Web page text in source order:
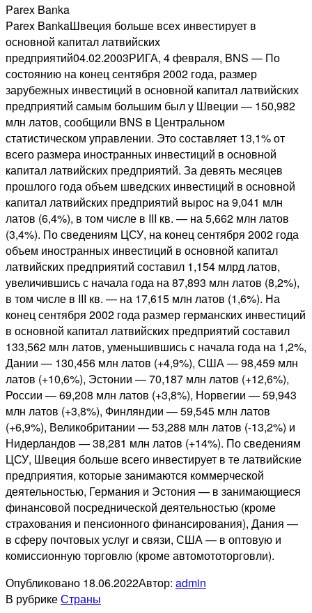
Parex Banka
Parex BankaШвеция больше всех инвестирует в
основной капитал латвийских
предприятий04.02.2003РИГА, 4 февраля, BNS — По
состоянию на конец сентября 2002 года, размер
зарубежных инвестиций в основной капитал латвийских
предприятий самым большим был у Швеции — 150,982
млн латов, сообщили BNS в Центральном
статистическом управлении. Это составляет 13,1% от
всего размера иностранных инвестиций в основной
капитал латвийских предприятий. За девять месяцев
прошлого года объем шведских инвестиций в основной
капитал латвийских предприятий вырос на 9,041 млн
латов (6,4%), в том числе в III кв. — на 5,662 млн латов
(3,4%). По сведениям ЦСУ, на конец сентября 2002 года
объем иностранных инвестиций в основной капитал
латвийских предприятий составил 1,154 млрд латов,
увеличившись с начала года на 87,893 млн латов (8,2%),
в том числе в III кв. — на 17,615 млн латов (1,6%). На
конец сентября 2002 года размер германских инвестиций
в основной капитал латвийских предприятий составил
133,562 млн латов, уменьшившись с начала года на 1,2%,
Дании — 130,456 млн латов (+4,9%), США — 98,459 млн
латов (+10,6%), Эстонии — 70,187 млн латов (+12,6%),
России — 69,208 млн латов (+3,8%), Норвегии — 59,943
млн латов (+3,8%), Финляндии — 59,545 млн латов
(+6,9%), Великобритании — 53,288 млн латов (-13,2%) и
Нидерландов — 38,281 млн латов (+14%). По сведениям
ЦСУ, Швеция больше всего инвестирует в те латвийские
предприятия, которые занимаются коммерческой
деятельностью, Германия и Эстония — в занимающиеся
финансовой посреднической деятельностью (кроме
страхования и пенсионного финансирования), Дания —
в сферу почтовых услуг и связи, США — в оптовую и
комиссионную торговлю (кроме автомототорговли).
Опубликовано 18.06.2022Автор: admin
В рубрикеСтраны